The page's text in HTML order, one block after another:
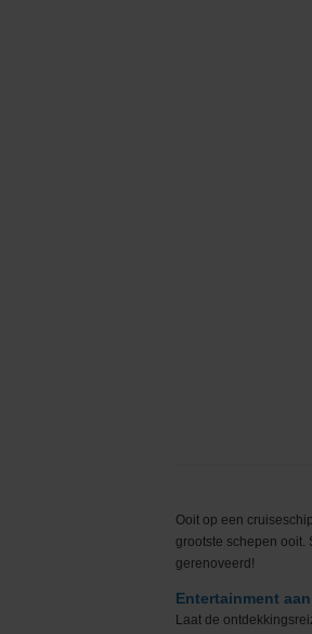
Ooit op een
grootste schepen ooit.
gerenoveerd!
Entertainment
Laat de